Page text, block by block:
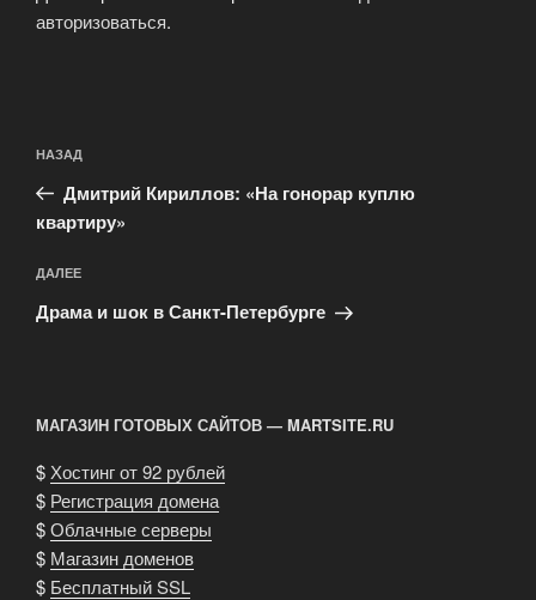
авторизоваться.
по
записям
Предыдущая
запись:
НАЗАД
Дмитрий Кириллов: «На гонорар куплю
квартиру»
Следующая
запись
ДАЛЕЕ
Драма и шок в Санкт-Петербурге
МАГАЗИН ГОТОВЫХ САЙТОВ — MARTSITE.RU
$ Хостинг от 92 рублей
$ Регистрация домена
$Облачные серверы
$ Магазин доменов
$ Бесплатный SSL